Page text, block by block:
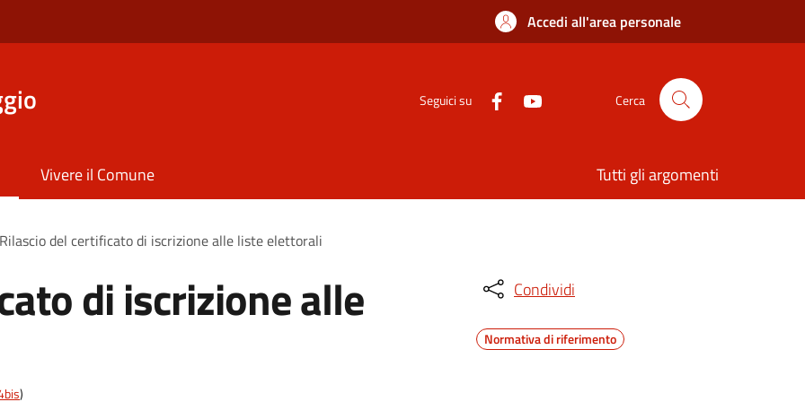
Accedi all'area personale
Seguici su Cerca
Vivere il Comune Tutti gli argomenti
Rilascio del certificato di iscrizione alle liste elettorali
di iscrizione alle
)
Condividi
Normativa di riferimento